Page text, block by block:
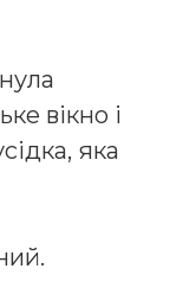
вікно і
яка